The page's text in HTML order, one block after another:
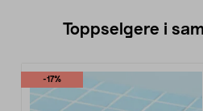
Toppselgere i
-17%